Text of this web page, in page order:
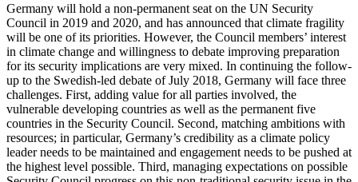
Germany will hold a non-permanent seat on the UN Security
Council in 2019 and 2020, and has announced that climate fragility
will be one of its priorities. However, the Council members’ interest
in climate change and willingness to debate improving preparation
for its security implications are very mixed. In continuing the follow-
up to the Swedish-led debate of July 2018, Germany will face three
challenges. First, adding value for all parties involved, the
vulnerable developing countries as well as the permanent five
countries in the Security Council. Second, matching ambitions with
resources; in particular, Germany’s credibility as a climate policy
leader needs to be maintained and engagement needs to be pushed at
the highest level possible. Third, managing expectations on possible